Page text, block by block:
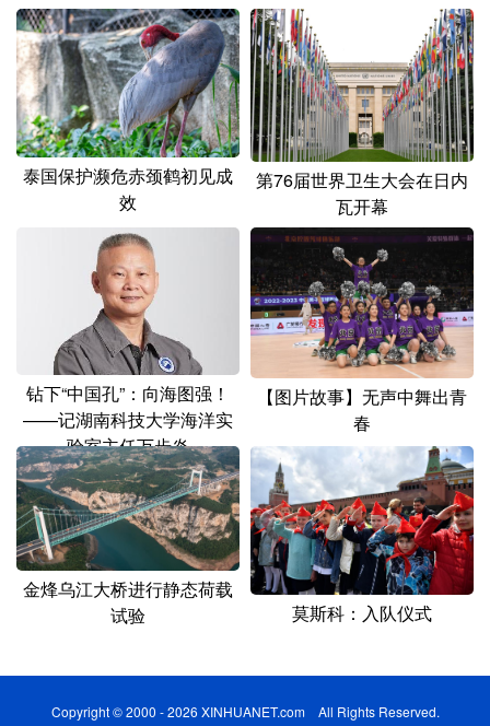
多语种频道
English Español Français عربى
Русский язык 日本語 한국어
Deutsch Português
泰国保护濒危赤颈鹤初见成
效
第76届世界卫生大会在日内
瓦开幕
钻下“中国孔”：向海图强！
——记湖南科技大学海洋实
验室主任万步炎
【图片故事】无声中舞出青
春
金烽乌江大桥进行静态荷载
试验
莫斯科：入队仪式
Copyright © 2000 - 2026 XINHUANET.com All Rights Reserved.